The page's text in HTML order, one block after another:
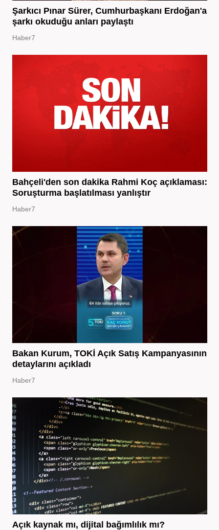
Şarkıcı Pınar Sürer, Cumhurbaşkanı Erdoğan'a
şarkı okuduğu anları paylaştı
Haber7
Bahçeli'den son dakika Rahmi Koç açıklaması:
Soruşturma başlatılması yanlıştır
Haber7
Bakan Kurum, TOKİ Açık Satış Kampanyasının
detaylarını açıkladı
Haber7
Açık kaynak mı, dijital bağımlılık mı?